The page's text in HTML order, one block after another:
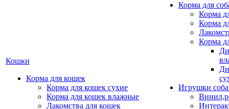
Кошки
Корма для кошек
Корма для кошек сухие
Корма для кошек влажные
Лакомства для кошек
Корма для
Корма
Корма
Корма
Игрушки